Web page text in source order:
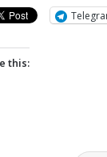
this: